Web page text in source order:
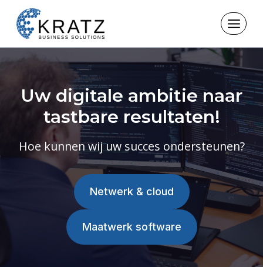
content
Uw digitale ambitie naar
tastbare resultaten!
Hoe kunnen wij uw succes ondersteunen?
Netwerk & cloud
Maatwerk software